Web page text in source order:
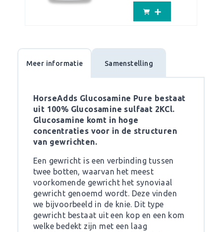
Meer informatie Samenstelling
HorseAdds Glucosamine Pure bestaat
uit 100% Glucosamine sulfaat 2KCl.
Glucosamine komt in hoge
concentraties voor in de structuren
van gewrichten.
Een gewricht is een verbinding tussen
twee botten, waarvan het meest
voorkomende gewricht het synoviaal
gewricht genoemd wordt. Deze vinden
we bijvoorbeeld in de knie. Dit type
gewricht bestaat uit een kop en een kom
welke bedekt zijn met een laag